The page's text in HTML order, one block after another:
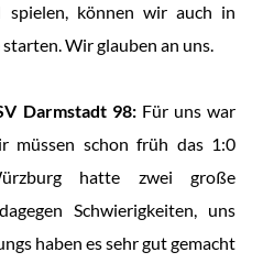
spielen, können wir auch in
starten. Wir glauben an uns.
Darmstadt 98:Für uns war
müssen schon früh das 1:0
hatte zwei große
Schwierigkeiten, uns
haben es sehr gut gemacht